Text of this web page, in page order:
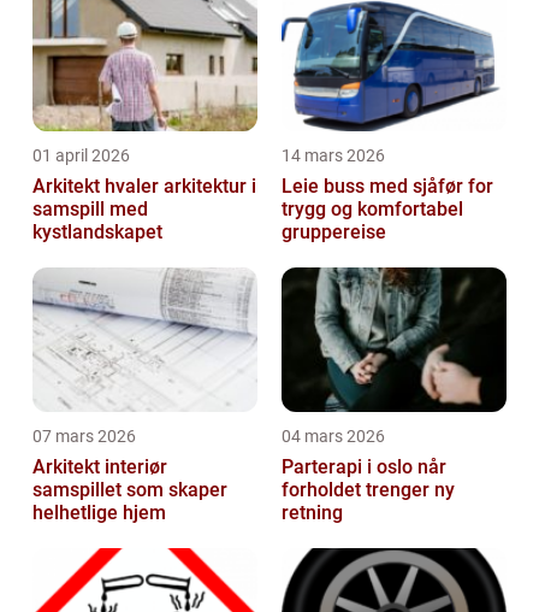
01 april 2026
Arkitekt hvaler arkitektur i
samspill med
kystlandskapet
14 mars 2026
Leie buss med sjåfør for
trygg og komfortabel
gruppereise
07 mars 2026
Arkitekt interiør
samspillet som skaper
helhetlige hjem
04 mars 2026
Parterapi i oslo når
forholdet trenger ny
retning